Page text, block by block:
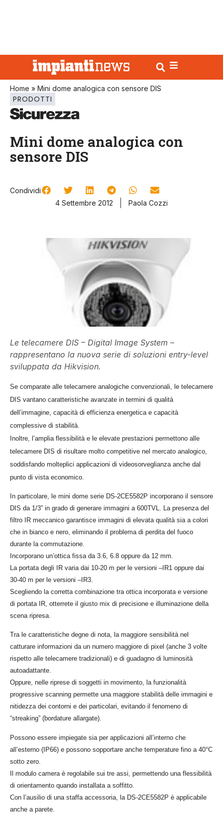
Home » Mini dome analogica con sensore DIS
PRODOTTI
Mini dome analogica con
sensore DIS
Condividi
4 Settembre 2012
Paola Cozzi
Le telecamere DIS – Digital Image System –
rappresentano la nuova serie di soluzioni entry-level
sviluppata da Hikvision.
Se comparate alle telecamere analogiche convenzionali, le telecamere
DIS vantano caratteristiche avanzate in termini di qualità
dell’immagine, capacità di efficienza energetica e capacità
complessive di stabilità.
Inoltre, l’amplia flessibilità e le elevate prestazioni permettono alle
telecamere DIS di risultare molto competitive nel mercato analogico,
soddisfando molteplici applicazioni di videosorveglianza anche dal
punto di vista economico.
In particolare, le mini dome serie DS-2CE5582P incorporano il sensore
DIS da 1/3” in grado di generare immagini a 600TVL. La presenza del
filtro IR meccanico garantisce immagini di elevata qualità sia a colori
che in bianco e nero, eliminando il problema di perdita del fuoco
durante la commutazione.
Incorporano un’ottica fissa da 3.6, 6.8 oppure da 12 mm.
La portata degli IR varia dai 10-20 m per le versioni –IR1 oppure dai
30-40 m per le versioni –IR3.
Scegliendo la corretta combinazione tra ottica incorporata e versione
di portata IR, otterrete il giusto mix di precisione e illuminazione della
scena ripresa.
Tra le caratteristiche degne di nota, la maggiore sensibilità nel
catturare informazioni da un numero maggiore di pixel (anche 3 volte
rispetto alle telecamere tradizionali) e di guadagno di luminosità
autoadattante.
Oppure, nelle riprese di soggetti in movimento, la funzionalità
progressive scanning permette una maggiore stabilità delle immagini e
nitidezza dei contorni e dei particolari, evitando il fenomeno di
“streaking” (bordature allargate).
Possono essere impiegate sia per applicazioni all’interno che
all’esterno (IP66) e possono sopportare anche temperature fino a 40°C
sotto zero.
Il modulo camera è regolabile sui tre assi, permettendo una flessibilità
di orientamento quando installata a soffitto.
Con l’ausilio di una staffa accessoria, la DS-2CE5582P è applicabile
anche a parete.